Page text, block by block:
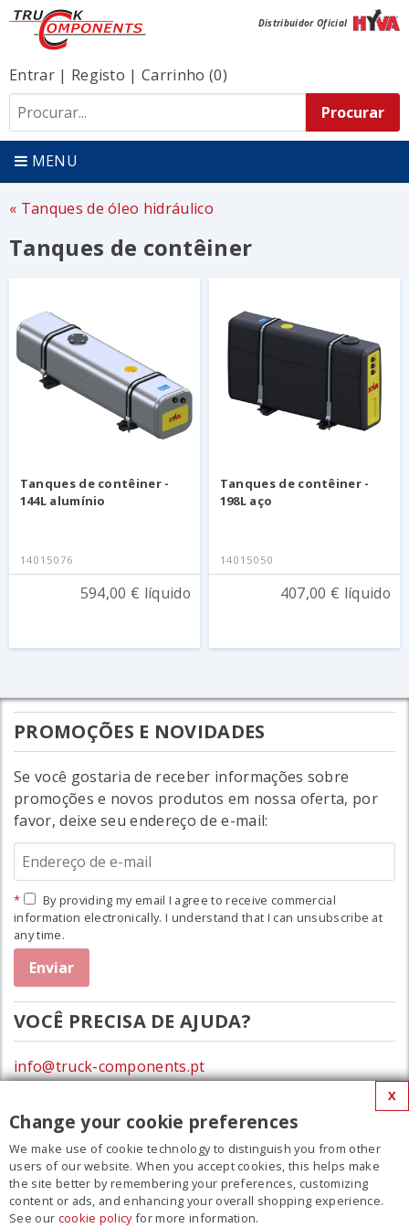
Distribuidor Oficial
Entrar| Registo |Carrinho (0)
MENU
Tanques de óleo hidráulico
Tanques de contêiner
Tanques de contêiner -
144L alumínio
14015076
594,00 € líquido
Tanques de contêiner -
198L aço
14015050
407,00 € líquido
PROMOÇÕES E NOVIDADES
Se você gostaria de receber informações sobre
promoções e novos produtos em nossa oferta, por
favor, deixe seu endereço de e-mail:
By providing my email I agree to receive commercial
information electronically. I understand that I can unsubscribe at
any time.
VOCÊ PRECISA DE AJUDA?
info@truck-components.pt
MENU
Filme
Contato
X
Change your cookie preferences
We make use of cookie technology to distinguish you from other
users of our website. When you accept cookies, this helps make
the site better by remembering your preferences, customizing
content or ads, and enhancing your overall shopping experience.
See our cookie policyfor more information.